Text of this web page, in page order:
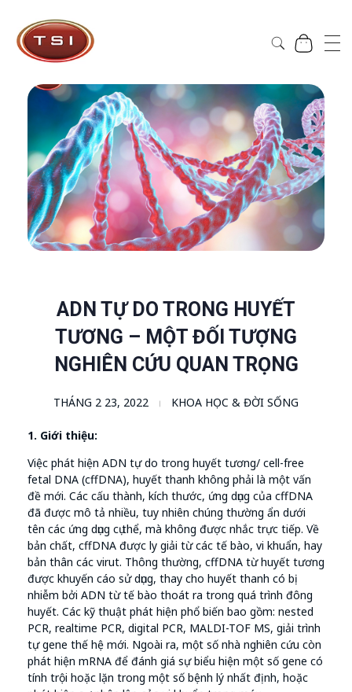
ADN TỰ DO TRONG HUYẾT
TƯƠNG – MỘT ĐỐI TƯỢNG
NGHIÊN CỨU QUAN TRỌNG
THÁNG 2 23, 2022 KHOA HỌC & ĐỜI SỐNG
1. Giới thiệu:
Việc phát hiện ADN tự do trong huyết tương/ cell-free
fetal DNA (cffDNA), huyết thanh không phải là một vấn
đề mới. Các cấu thành, kích thước, ứng dụng của cffDNA
đã được mô tả nhiều, tuy nhiên chúng thường ẩn dưới
tên các ứng dụng cụ thể, mà không được nhắc trực tiếp. Về
bản chất, cffDNA được ly giải từ các tế bào, vi khuẩn, hay
bản thân các virut. Thông thường, cffDNA từ huyết tương
được khuyến cáo sử dụng, thay cho huyết thanh có bị
nhiễm bởi ADN từ tế bào thoát ra trong quá trình đông
huyết. Các kỹ thuật phát hiện phổ biến bao gồm: nested
PCR, realtime PCR, digital PCR, MALDI-TOF MS, giải trình
tự gene thế hệ mới. Ngoài ra, một số nhà nghiên cứu còn
phát hiện mRNA để đánh giá sự biểu hiện một số gene có
tính trội hoặc lặn trong một số bệnh lý nhất định, hoặc